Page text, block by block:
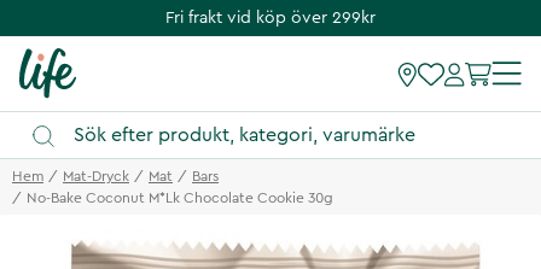
Fri frakt vid köp över 299kr
Hem Mat-Dryck Mat
Bars
No-Bake Coconut M*lk Chocolate Cookie 30g